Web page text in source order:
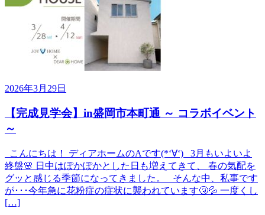
2026年3月29日
【完成見学会】in盛岡市本町通 ～ コラボイベント
～
こんにちは！ ディアホームのAです(*‘∀‘) 3月もいよいよ
終盤🌸 日中はぽかぽかとした日も増えてきて、 春の気配を
グッと感じる季節になってきました。 そんな中、私事です
が･･･今年急に花粉症の症状に襲われています🤧💦 一度くし
[…]